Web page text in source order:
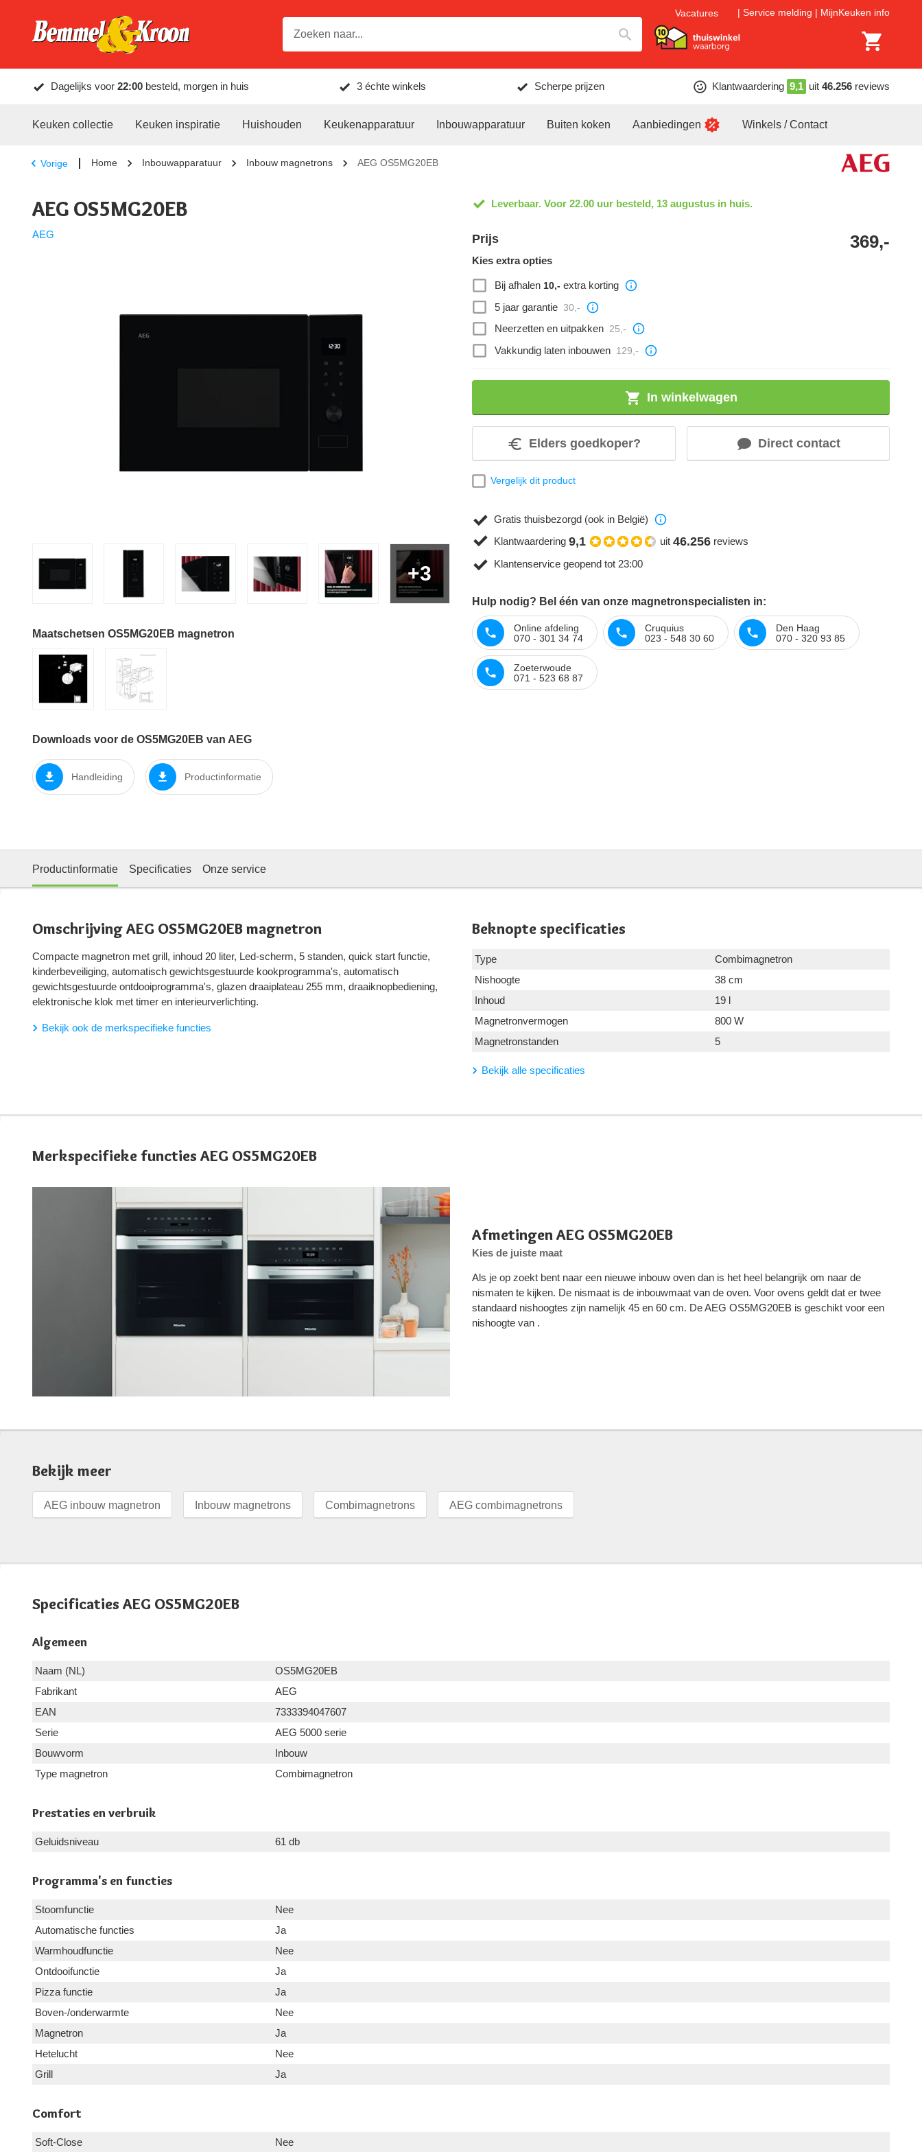
Vacatures Service melding MijnKeuken info
Dagelijks voor 22:00 besteld, morgen in huis 3 échte winkels Scherpe prijzen Klantwaardering 9,1 uit 46.256 reviews
Keuken collectie Keuken inspiratie Huishouden Keukenapparatuur Inbouwapparatuur Buiten koken Aanbiedingen Winkels / Contact
Vorige Home Inbouwapparatuur Inbouw magnetrons AEG OS5MG20EB
AEG OS5MG20EB
AEG
+3
Maatschetsen OS5MG20EB magnetron
Downloads voor de OS5MG20EB van AEG
Handleiding Productinformatie
Leverbaar. Voor 22.00 uur besteld, 13 augustus in huis.
Prijs 369,-
Kies extra opties
Bij afhalen 10,- extra korting
5 jaar garantie 30,-
Neerzetten en uitpakken 25,-
Vakkundig laten inbouwen 129,-
In winkelwagen
Elders goedkoper? Direct contact
Vergelijk dit product
Gratis thuisbezorgd (ook in België)
Klantwaardering 9,1 uit 46.256 reviews
Klantenservice geopend tot 23:00
Hulp nodig? Bel één van onze magnetronspecialisten in:
Online afdeling
070 - 301 34 74
Cruquius
023 - 548 30 60
Den Haag
070 - 320 93 85
Zoeterwoude
071 - 523 68 87
Productinformatie Specificaties Onze service
Omschrijving AEG OS5MG20EB magnetron
Compacte magnetron met grill, inhoud 20 liter, Led-scherm, 5 standen, quick start functie,
kinderbeveiliging, automatisch gewichtsgestuurde kookprogramma's, automatisch
gewichtsgestuurde ontdooiprogramma's, glazen draaiplateau 255 mm, draaiknopbediening,
elektronische klok met timer en interieurverlichting.
Bekijk ook de merkspecifieke functies
Beknopte specificaties
Type
Combimagnetron
Nishoogte
38 cm
Inhoud
19 l
Magnetronvermogen
800 W
Magnetronstanden
5
Bekijk alle specificaties
Merkspecifieke functies AEG OS5MG20EB
Afmetingen AEG OS5MG20EB
Kies de juiste maat
Als je op zoekt bent naar een nieuwe inbouw oven dan is het heel belangrijk om naar de
nismaten te kijken. De nismaat is de inbouwmaat van de oven. Voor ovens geldt dat er twee
standaard nishoogtes zijn namelijk 45 en 60 cm. De AEG OS5MG20EB is geschikt voor een
nishoogte van .
Bekijk meer
AEG inbouw magnetron Inbouw magnetrons Combimagnetrons AEG combimagnetrons
Specificaties AEG OS5MG20EB
Algemeen
Naam (NL)
OS5MG20EB
Fabrikant
AEG
EAN
7333394047607
Serie
AEG 5000 serie
Bouwvorm
Inbouw
Type magnetron
Combimagnetron
Prestaties en verbruik
Geluidsniveau 61 db
Programma's en functies
Stoomfunctie
Nee
Automatische functies
Ja
Warmhoudfunctie
Nee
Ontdooifunctie
Ja
Pizza functie
Ja
Boven-/onderwarmte
Nee
Magnetron
Ja
Hetelucht
Nee
Grill
Ja
Comfort
Soft-Close
Nee